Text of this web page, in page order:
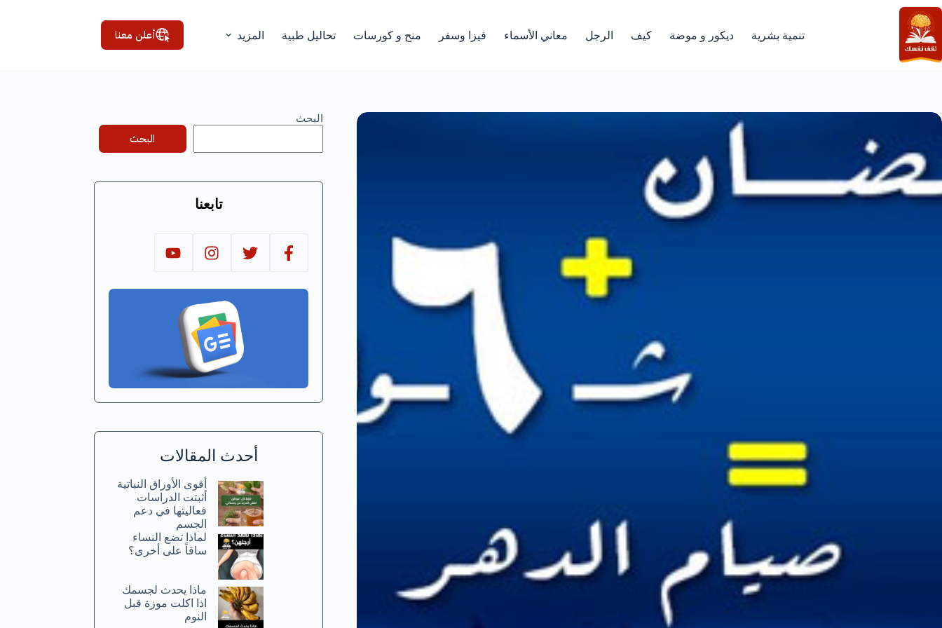
التجاوز
إلى
المحتوى
تنمية بشرية ديكور و موضة كيف الرجل معاني الأسماء فيزا وسفر منح و كورسات تحاليل طبية المزيد أعلن معنا
البحث
البحث
تابعنا
أحدث المقالات
أقوى الأوراق النباتية
أثبتت الدراسات
فعاليتها في دعم
الجسم
لماذا تضع النساء
ساقاً على أخرى؟
ماذا يحدث لجسمك
اذا اكلت موزة قبل
النوم